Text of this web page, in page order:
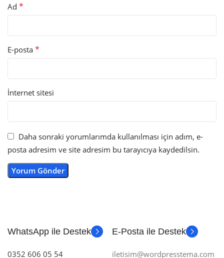
Ad *
E-posta *
İnternet sitesi
Daha sonraki yorumlarımda kullanılması için adım, e-
posta adresim ve site adresim bu tarayıcıya kaydedilsin.
WhatsApp ile Destek
0352 606 05 54
E-Posta ile Destek
iletisim@wordpresstema.com